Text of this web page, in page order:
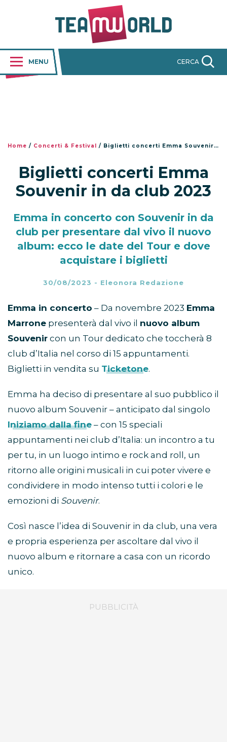
MENU CERCA
Home / Concerti & Festival / Biglietti concerti Emma Souvenir in da club 2023
Biglietti concerti Emma
Souvenir in da club 2023
Emma in concerto con Souvenir in da
club per presentare dal vivo il nuovo
album: ecco le date del Tour e dove
acquistare i biglietti
30/08/2023 - Eleonora Redazione
Emma in concerto – Da novembre 2023 Emma
Marrone presenterà dal vivo il nuovo album
Souvenir con un Tour dedicato che toccherà 8
club d’Italia nel corso di 15 appuntamenti.
Biglietti in vendita su Ticketone.
Emma ha deciso di presentare al suo pubblico il
nuovo album Souvenir – anticipato dal singolo
Iniziamo dalla fine – con 15 speciali
appuntamenti nei club d’Italia: un incontro a tu
per tu, in un luogo intimo e rock and roll, un
ritorno alle origini musicali in cui poter vivere e
condividere in modo intenso tutti i colori e le
emozioni di Souvenir.
Così nasce l’idea di Souvenir in da club, una vera
e propria esperienza per ascoltare dal vivo il
nuovo album e ritornare a casa con un ricordo
unico.